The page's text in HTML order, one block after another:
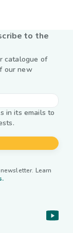
to the
catalogue of
our new
in its emails to
Learn